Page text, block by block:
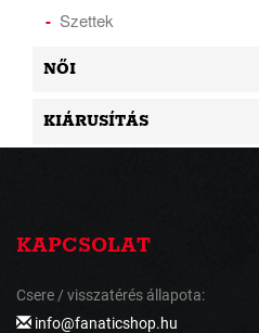
Szettek
NŐI
KIÁRUSÍTÁS
KAPCSOLAT
Csere / visszatérés állapota:
info@fanaticshop.hu